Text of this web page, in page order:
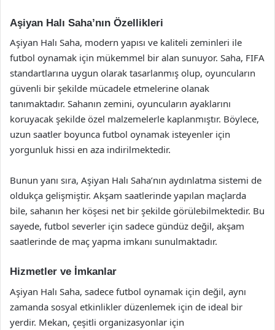
Aşiyan Halı Saha’nın Özellikleri
Aşiyan Halı Saha, modern yapısı ve kaliteli zeminleri ile
futbol oynamak için mükemmel bir alan sunuyor. Saha, FIFA
standartlarına uygun olarak tasarlanmış olup, oyuncuların
güvenli bir şekilde mücadele etmelerine olanak
tanımaktadır. Sahanın zemini, oyuncuların ayaklarını
koruyacak şekilde özel malzemelerle kaplanmıştır. Böylece,
uzun saatler boyunca futbol oynamak isteyenler için
yorgunluk hissi en aza indirilmektedir.
Bunun yanı sıra, Aşiyan Halı Saha’nın aydınlatma sistemi de
oldukça gelişmiştir. Akşam saatlerinde yapılan maçlarda
bile, sahanın her köşesi net bir şekilde görülebilmektedir. Bu
sayede, futbol severler için sadece gündüz değil, akşam
saatlerinde de maç yapma imkanı sunulmaktadır.
Hizmetler ve İmkanlar
Aşiyan Halı Saha, sadece futbol oynamak için değil, aynı
zamanda sosyal etkinlikler düzenlemek için de ideal bir
yerdir. Mekan, çeşitli organizasyonlar için